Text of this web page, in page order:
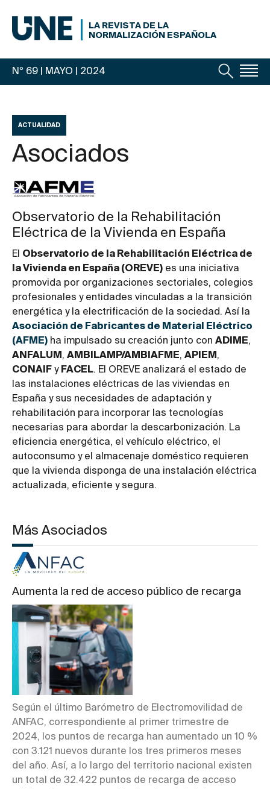
LA REVISTA DE LA
NORMALIZACIÓN ESPAÑOLA
Nº 69 | MAYO | 2024
ACTUALIDAD
Asociados
Observatorio de la Rehabilitación
Eléctrica de la Vivienda en España
El Observatorio de la Rehabilitación Eléctrica de
la Vivienda en España (OREVE) es una iniciativa
promovida por organizaciones sectoriales, colegios
profesionales y entidades vinculadas a la transición
energética y la electrificación de la sociedad. Así la
Asociación de Fabricantes de Material Eléctrico
(AFME) ha impulsado su creación junto con ADIME,
ANFALUM , AMBILAMP/AMBIAFME, APIEM ,
CONAIF y FACEL. El OREVE analizará el estado de
las instalaciones eléctricas de las viviendas en
España y sus necesidades de adaptación y
rehabilitación para incorporar las tecnologías
necesarias para abordar la descarbonización. La
eficiencia energética, el vehículo eléctrico, el
autoconsumo y el almacenaje doméstico requieren
que la vivienda disponga de una instalación eléctrica
actualizada, eficiente y segura.
Más Asociados
Aumenta la red de acceso público de recarga
Según el último Barómetro de Electromovilidad de
ANFAC, correspondiente al primer trimestre de
2024, los puntos de recarga han aumentado un 10 %
con 3.121 nuevos durante los tres primeros meses
del año. Así, a lo largo del territorio nacional existen
un total de 32.422 puntos de recarga de acceso